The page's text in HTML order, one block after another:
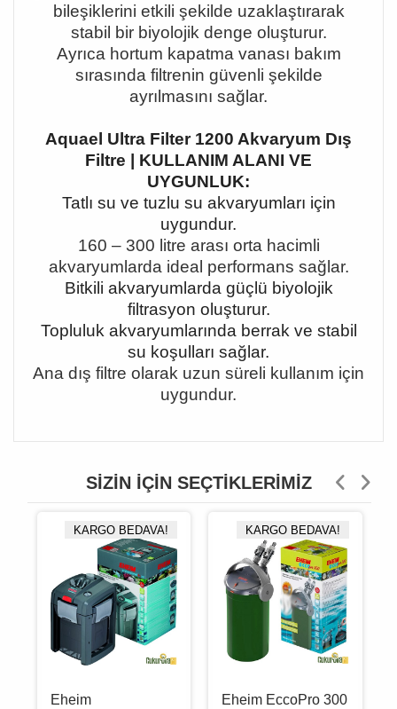
bileşiklerini etkili şekilde uzaklaştırarak
stabil bir biyolojik denge oluşturur.
Ayrıca hortum kapatma vanası bakım
sırasında filtrenin güvenli şekilde
ayrılmasını sağlar.
Aquael Ultra Filter 1200 Akvaryum Dış
Filtre | KULLANIM ALANI VE
UYGUNLUK:
Tatlı su ve tuzlu su akvaryumları için
uygundur.
160 – 300 litre arası orta hacimli
akvaryumlarda ideal performans sağlar.
Bitkili akvaryumlarda güçlü biyolojik
filtrasyon oluşturur.
Topluluk akvaryumlarında berrak ve stabil
su koşulları sağlar.
Ana dış filtre olarak uzun süreli kullanım için
uygundur.
SIZIN İÇIN SEÇTIKLERIMIZ
KARGO BEDAVA!
Eheim
KARGO BEDAVA!
Eheim EccoPro 300